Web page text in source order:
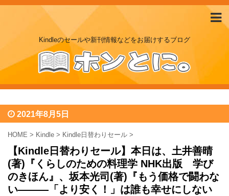
Kindleのセールや新刊情報などをお届けするブログ
2021年8月5日
HOME > Kindle > Kindle日替わりセール >
【Kindle日替わりセール】本日は、土井善晴
(著)『くらしのための料理学 NHK出版 学び
のきほん』、坂本光司(著)『もう価格で闘わな
い―――「より安く！」は誰も幸せにしない